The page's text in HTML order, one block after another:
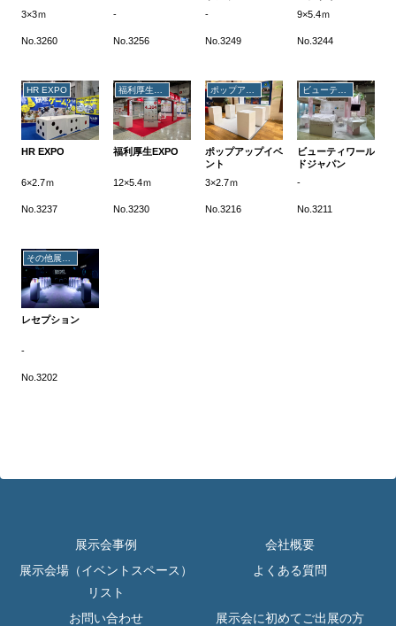
3×3ｍ
No.3260
-
No.3256
-
No.3249
9×5.4ｍ
No.3244
HR EXPO
HR EXPO
6×2.7ｍ
No.3237
福利厚生EXPO
12×5.4ｍ
No.3230
ポップアップイベ
ント
3×2.7ｍ
No.3216
ビューティワール
ドジャパン
-
No.3211
レセプション
-
No.3202
展示会事例
会社概要
展示会場（イベントスペース）
リスト
よくある質問
お問い合わせ 展示会に初めてご出展の方